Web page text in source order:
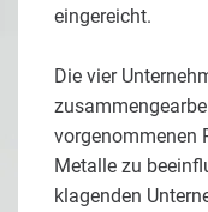
eingereicht.
Die vier
vorgenommenen
Metalle zu
klagenden